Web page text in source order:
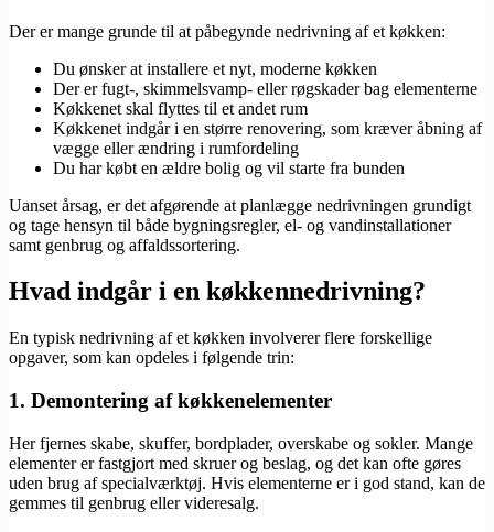
Der er mange grunde til at påbegynde nedrivning af et køkken:
Du ønsker at installere et nyt, moderne køkken
Der er fugt-, skimmelsvamp- eller røgskader bag elementerne
Køkkenet skal flyttes til et andet rum
Køkkenet indgår i en større renovering, som kræver åbning af
vægge eller ændring i rumfordeling
Du har købt en ældre bolig og vil starte fra bunden
Uanset årsag, er det afgørende at planlægge nedrivningen grundigt
og tage hensyn til både bygningsregler, el- og vandinstallationer
samt genbrug og affaldssortering.
Hvad indgår i en køkkennedrivning?
En typisk nedrivning af et køkken involverer flere forskellige
opgaver, som kan opdeles i følgende trin:
1. Demontering af køkkenelementer
Her fjernes skabe, skuffer, bordplader, overskabe og sokler. Mange
elementer er fastgjort med skruer og beslag, og det kan ofte gøres
uden brug af specialværktøj. Hvis elementerne er i god stand, kan de
gemmes til genbrug eller videresalg.